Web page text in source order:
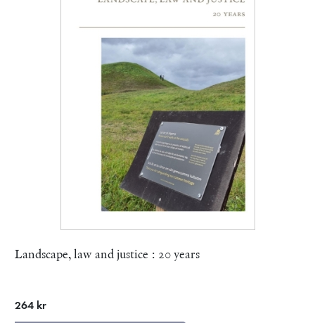
Landscape, law and justice : 20 years
264 kr